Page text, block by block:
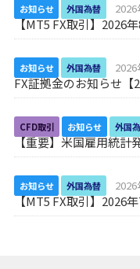
お知らせ 外国為替
【MT5 FX取引】2026
お知らせ 外国為替
FX証拠金のお知らせ【
CFD取引 お知らせ 外国
【重要】米国雇用統計
お知らせ 外国為替
【MT5 FX取引】2026